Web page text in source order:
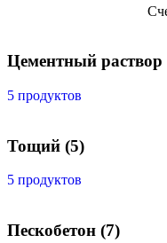
Цементный раствор
5 продуктов
Тощий (5)
5 продуктов
Пескобетон (7)